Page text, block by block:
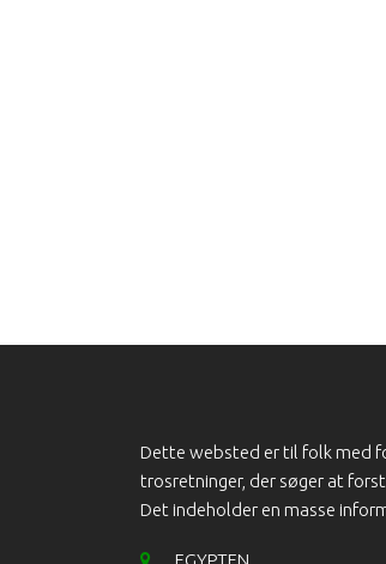
Dette websted er til folk med
trosretninger, der søger at
Det indeholder en masse
EGYPTEN